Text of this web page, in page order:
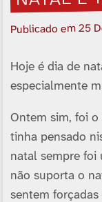
Publicado em25
Hoje é dia de
especialmente
Ontem sim, foi o
tinha pensado
natal sempre foi
não suporta o
sentem